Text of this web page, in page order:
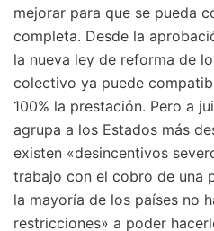
mejorar para que se pueda
completa. Desde la
la nueva ley de reforma de
colectivo ya puede
100% la prestación. Pero a
agrupa a los Estados más
existen «desincentivos
trabajo con el cobro de una
la mayoría de los países no
restricciones» a poder